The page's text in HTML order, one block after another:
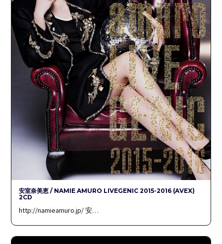
安室奈美恵 / NAMIE AMURO LIVEGENIC 2015-2016 (AVEX)
2CD
http://namieamuro.jp/ 安…